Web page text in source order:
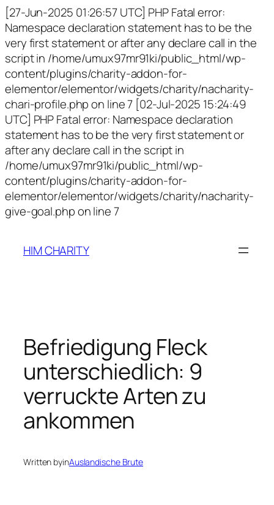
[27-Jun-2025 01:26:57 UTC] PHP Fatal error:
Namespace declaration statement has to be the
very first statement or after any declare call in the
script in /home/umux97mr91ki/public_html/wp-
content/plugins/charity-addon-for-
elementor/elementor/widgets/charity/nacharity-
chari-profile.php on line 7 [02-Jul-2025 15:24:49
UTC] PHP Fatal error: Namespace declaration
statement has to be the very first statement or
after any declare call in the script in
/home/umux97mr91ki/public_html/wp-
content/plugins/charity-addon-for-
elementor/elementor/widgets/charity/nacharity-
give-goal.php on line 7
HIM CHARITY
Befriedigung Fleck
unterschiedlich: 9
verruckte Arten zu
ankommen
Written byinAuslandische Brute